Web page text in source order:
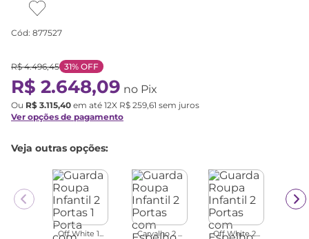
Cód: 877527
R$ 4.496,45 31% OFF
R$ 2.648,09 no Pix
Ou R$ 3.115,40 em até 12X R$ 259,61 sem juros
Ver opções de pagamento
Veja outras opções:
Off White 1... Carvalho 2 ... Off White 2...